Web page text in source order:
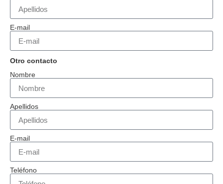
E-mail
Otro contacto
Nombre
Apellidos
E-mail
Teléfono